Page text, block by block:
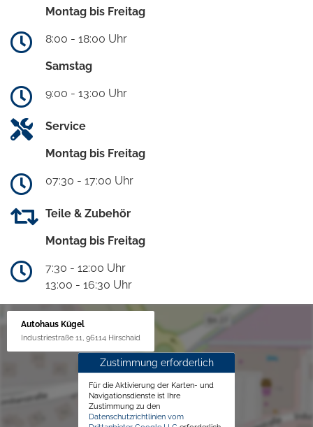
Montag bis Freitag
8:00 - 18:00 Uhr
Samstag
9:00 - 13:00 Uhr
Service
Montag bis Freitag
07:30 - 17:00 Uhr
Teile & Zubehör
Montag bis Freitag
7:30 - 12:00 Uhr
13:00 - 16:30 Uhr
Autohaus Kügel
Industriestraße 11, 96114 Hirschaid
Zustimmung erforderlich
Für die Aktivierung der Karten- und
Navigationsdienste ist Ihre
Zustimmung zu den
Datenschutzrichtlinien vom